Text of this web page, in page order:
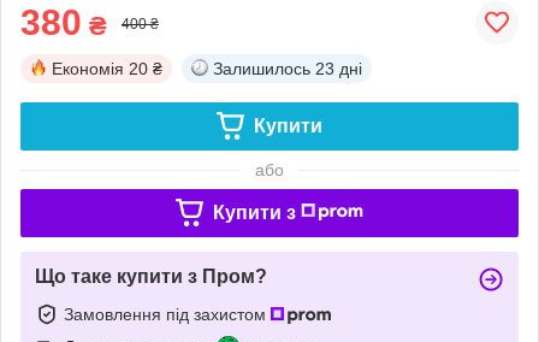
380 ₴ 400 ₴
Економія 20 ₴ Залишилось 23 дні
Купити
або
Купити з
Що таке купити з Пром?
Замовлення під захистом